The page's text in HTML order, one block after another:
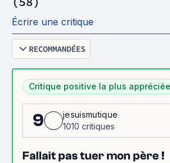
Écrire une critique
RECOMMANDÉES
Critique positive la plus appréciée
9
jesuismutique
1010 critiques
Fallait pas tuer mon père !